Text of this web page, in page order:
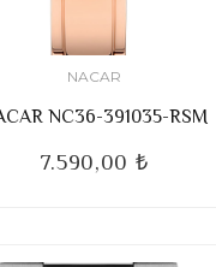
NACAR
NC36-391035-RSM
7.590,00 ₺